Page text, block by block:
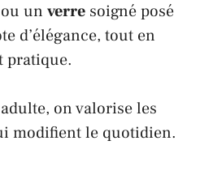
ou un verre soigné posé
d’élégance, tout en
pratique.
on valorise les
modifient le quotidien.